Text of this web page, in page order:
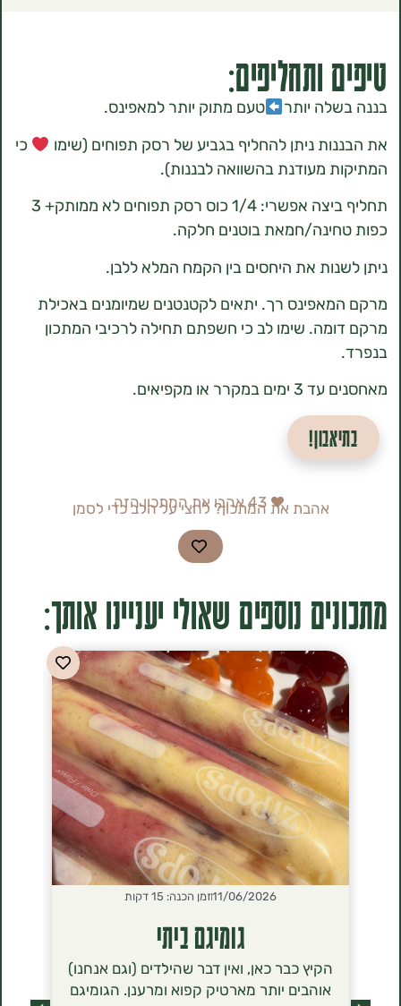
ותחליפים:
יותר
טעם מתוק יותר למאפינס.
ניתן להחליף בגביע של רסק תפוחים (שימו
כי
מעודנת בהשוואה לבננות).
תחליף ביצה אפשרי: 1/4 כוס רסק תפוחים לא ממותק+ 3
חמאת בוטנים חלקה.
את היחסים בין הקמח המלא ללבן.
רך. יתאים לקטנטנים שמיומנים באכילת
שימו לב כי חשפתם תחילה לרכיבי המתכון
או מקפיאים.
43אהבו את המתכון הזה
אהבת את המתכון? לחצי על הלב כדי לסמן
נוספים שאולי יעניינו אותך:
11/06/2026זמן הכנה: 15 דקות
גומיגם ביתי
הקיץ כבר כאן, ואין דבר שהילדים (וגם אנחנו)
אוהבים יותר מארטיק קפוא ומרענן. הגומיגם